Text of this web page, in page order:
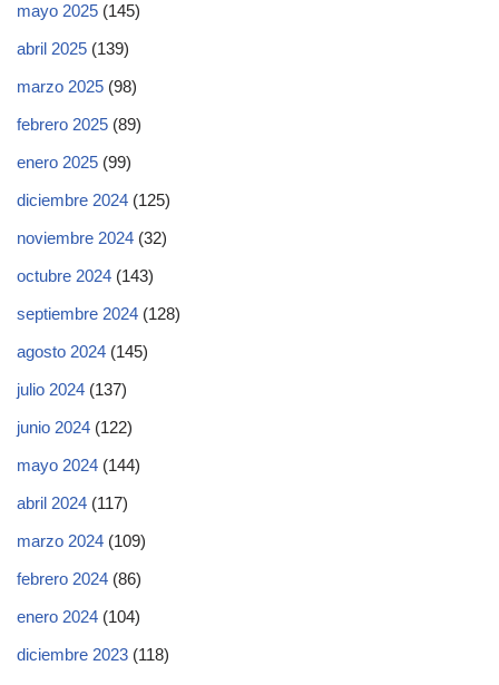
mayo 2025 (145)
abril 2025 (139)
marzo 2025 (98)
febrero 2025 (89)
enero 2025 (99)
diciembre 2024 (125)
noviembre 2024 (32)
octubre 2024 (143)
septiembre 2024 (128)
agosto 2024 (145)
julio 2024 (137)
junio 2024 (122)
mayo 2024 (144)
abril 2024 (117)
marzo 2024 (109)
febrero 2024 (86)
enero 2024 (104)
diciembre 2023 (118)